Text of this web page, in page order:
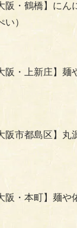
阪・鶴橋】にん
い）
阪・上新庄】麺
阪市都島区】
阪・本町】麺や